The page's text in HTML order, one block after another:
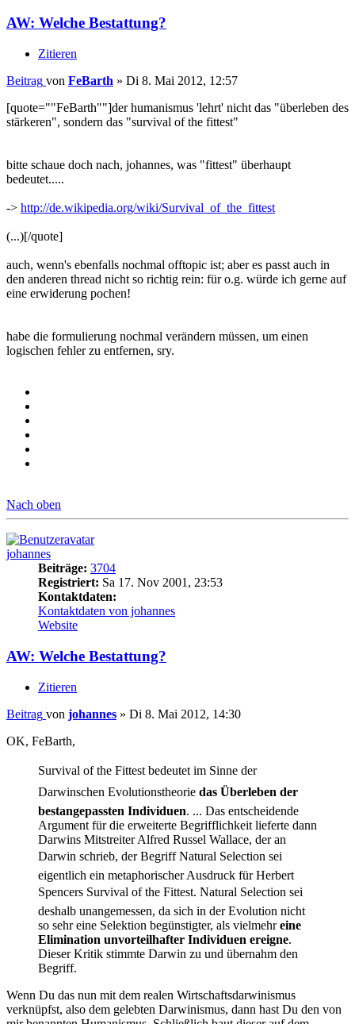
AW: Welche Bestattung?
Zitieren
Beitrag von FeBarth » Di 8. Mai 2012, 12:57
[quote=""FeBarth""]der humanismus 'lehrt' nicht das "überleben des
stärkeren", sondern das "survival of the fittest"
bitte schaue doch nach, johannes, was "fittest" überhaupt
bedeutet.....
-> http://de.wikipedia.org/wiki/Survival_of_the_fittest
(...)[/quote]
auch, wenn's ebenfalls nochmal offtopic ist; aber es passt auch in
den anderen thread nicht so richtig rein: für o.g. würde ich gerne auf
eine erwiderung pochen!
habe die formulierung nochmal verändern müssen, um einen
logischen fehler zu entfernen, sry.
Nach oben
johannes
Beiträge: 3704
Registriert: Sa 17. Nov 2001, 23:53
Kontaktdaten:
Kontaktdaten von johannes
Website
AW: Welche Bestattung?
Zitieren
Beitrag von johannes » Di 8. Mai 2012, 14:30
OK, FeBarth,
Survival of the Fittest bedeutet im Sinne der
Darwinschen Evolutionstheorie das Überleben der
bestangepassten Individuen. ... Das entscheidende
Argument für die erweiterte Begrifflichkeit lieferte dann
Darwins Mitstreiter Alfred Russel Wallace, der an
Darwin schrieb, der Begriff Natural Selection sei
eigentlich ein metaphorischer Ausdruck für Herbert
Spencers Survival of the Fittest. Natural Selection sei
deshalb unangemessen, da sich in der Evolution nicht
so sehr eine Selektion begünstigter, als vielmehreine
Elimination unvorteilhafter Individuen ereigne.
Dieser Kritik stimmte Darwin zu und übernahm den
Begriff.
Wenn Du das nun mit dem realen Wirtschaftsdarwinismus
verknüpfst, also dem gelebten Darwinismus, dann hast Du den von